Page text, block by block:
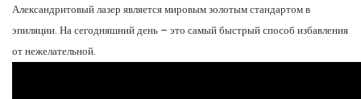
Александритовый лазер является мировым золотым стандартом в
эпиляции. На сегодняшний день – это самый быстрый способ избавления
от нежелательной.